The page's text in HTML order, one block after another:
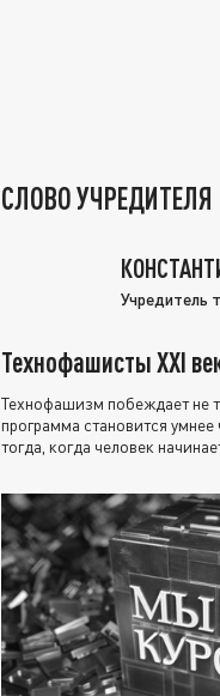
СЛОВО УЧРЕДИТЕЛЯ
Учредитель
Технофашисты XXI
Технофашизм побеждает не
программа становится
тогда, когда человек